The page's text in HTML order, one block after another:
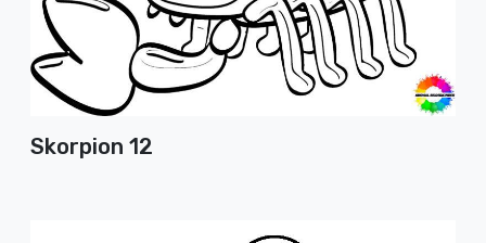
Skorpion 12